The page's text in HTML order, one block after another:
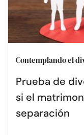
Contemplando el
Prueba de
si el
separación